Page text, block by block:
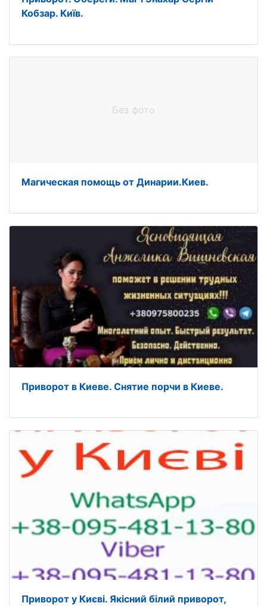
Кобзар. Київ.
Без фото
Магическая помощь от Динарии.Киев.
Приворот в Киеве. Снятие порчи в Киеве.
Приворот у Києві. Якiсний білий приворот,